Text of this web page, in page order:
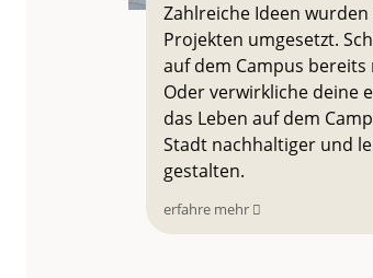
Zahlreiche Ideen
Projekten umgesetzt.
auf dem Campus
Oder verwirkliche deine
das Leben auf dem
Stadt nachhaltiger und
gestalten.
erfahre mehr